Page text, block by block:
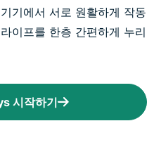
기에서 서로 원활하게 작동
이프를 한층 간편하게 누리
시작하기